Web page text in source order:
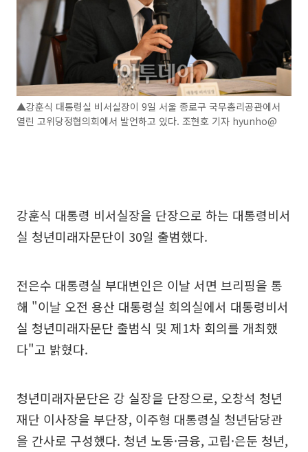
▲강훈식 대통령실 비서실장이 9일 서울 종로구 국무총리공관에서
열린 고위당정협의회에서 발언하고 있다. 조현호 기자 hyunho@
강훈식 대통령 비서실장을 단장으로 하는 대통령비서
실 청년미래자문단이 30일 출범했다.
전은수 대통령실 부대변인은 이날 서면 브리핑을 통
해 "이날 오전 용산 대통령실 회의실에서 대통령비서
실 청년미래자문단 출범식 및 제1차 회의를 개최했
다"고 밝혔다.
청년미래자문단은 강 실장을 단장으로, 오창석 청년
재단 이사장을 부단장, 이주형 대통령실 청년담당관
을 간사로 구성했다. 청년 노동·금융, 고립·은둔 청년,